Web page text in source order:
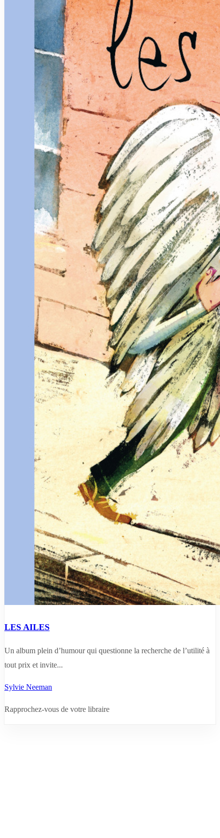
LES AILES
Un album plein d’humour qui questionne la recherche de l’utilité à
tout prix et invite...
Sylvie Neeman
Rapprochez-vous de votre libraire